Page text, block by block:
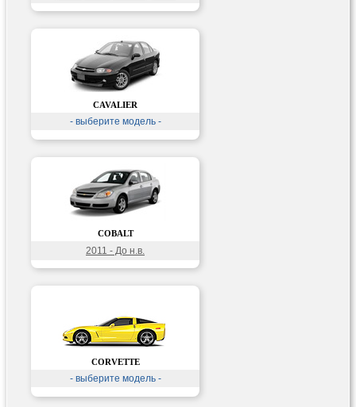
CAVALIER
- выберите модель -
COBALT
2011 - До н.в.
CORVETTE
- выберите модель -